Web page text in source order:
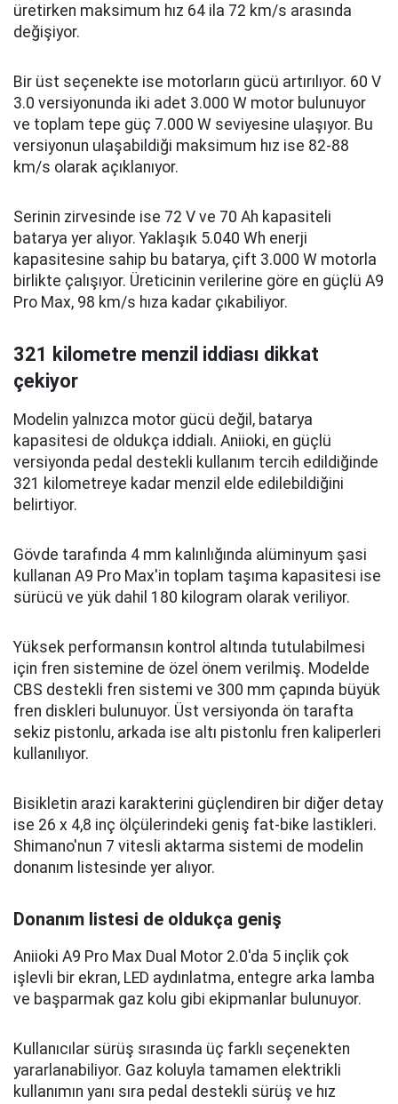
üretirken maksimum hız 64 ila 72 km/s arasında
değişiyor.
Bir üst seçenekte ise motorların gücü artırılıyor. 60 V
3.0 versiyonunda iki adet 3.000 W motor bulunuyor
ve toplam tepe güç 7.000 W seviyesine ulaşıyor. Bu
versiyonun ulaşabildiği maksimum hız ise 82-88
km/s olarak açıklanıyor.
Serinin zirvesinde ise 72 V ve 70 Ah kapasiteli
batarya yer alıyor. Yaklaşık 5.040 Wh enerji
kapasitesine sahip bu batarya, çift 3.000 W motorla
birlikte çalışıyor. Üreticinin verilerine göre en güçlü A9
Pro Max, 98 km/s hıza kadar çıkabiliyor.
321 kilometre menzil iddiası dikkat
çekiyor
Modelin yalnızca motor gücü değil, batarya
kapasitesi de oldukça iddialı. Aniioki, en güçlü
versiyonda pedal destekli kullanım tercih edildiğinde
321 kilometreye kadar menzil elde edilebildiğini
belirtiyor.
Gövde tarafında 4 mm kalınlığında alüminyum şasi
kullanan A9 Pro Max'in toplam taşıma kapasitesi ise
sürücü ve yük dahil 180 kilogram olarak veriliyor.
Yüksek performansın kontrol altında tutulabilmesi
için fren sistemine de özel önem verilmiş. Modelde
CBS destekli fren sistemi ve 300 mm çapında büyük
fren diskleri bulunuyor. Üst versiyonda ön tarafta
sekiz pistonlu, arkada ise altı pistonlu fren kaliperleri
kullanılıyor.
Bisikletin arazi karakterini güçlendiren bir diğer detay
ise 26 x 4,8 inç ölçülerindeki geniş fat-bike lastikleri.
Shimano'nun 7 vitesli aktarma sistemi de modelin
donanım listesinde yer alıyor.
Donanım listesi de oldukça geniş
Aniioki A9 Pro Max Dual Motor 2.0'da 5 inçlik çok
işlevli bir ekran, LED aydınlatma, entegre arka lamba
ve başparmak gaz kolu gibi ekipmanlar bulunuyor.
Kullanıcılar sürüş sırasında üç farklı seçenekten
yararlanabiliyor. Gaz koluyla tamamen elektrikli
kullanımın yanı sıra pedal destekli sürüş ve hız